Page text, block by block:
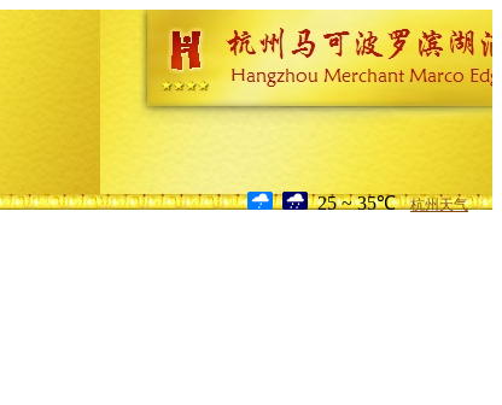
25 ~ 35℃ 杭州天气